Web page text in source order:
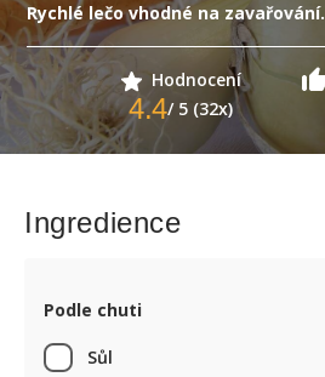
Rychlé lečo vhodné na zavařování.
Hodnocení
4.4/ 5 (32x)
Ingredience
Podle chuti
Sůl